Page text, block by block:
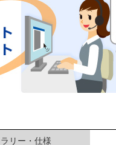
リー・仕様